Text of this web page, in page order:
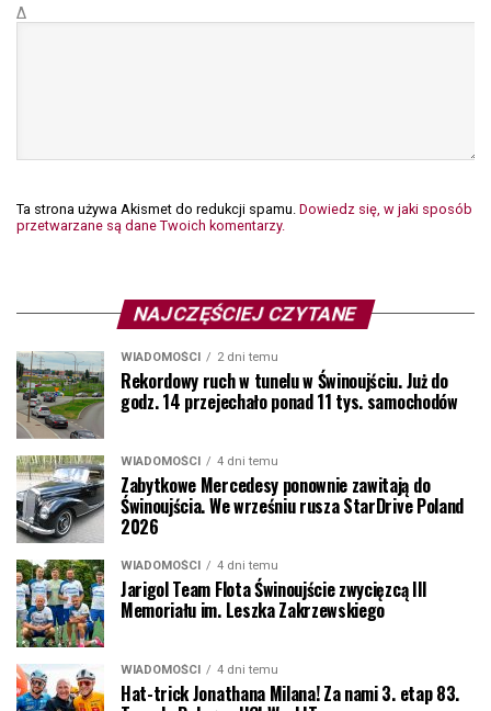
Δ
Ta strona używa Akismet do redukcji spamu. Dowiedz się, w jaki sposób
przetwarzane są dane Twoich komentarzy.
NAJCZĘŚCIEJ CZYTANE
WIADOMOŚCI 2 dni temu
Rekordowy ruch w tunelu w Świnoujściu. Już do
godz. 14 przejechało ponad 11 tys. samochodów
WIADOMOŚCI 4 dni temu
Zabytkowe Mercedesy ponownie zawitają do
Świnoujścia. We wrześniu rusza StarDrive Poland
2026
WIADOMOŚCI 4 dni temu
Jarigol Team Flota Świnoujście zwycięzcą III
Memoriału im. Leszka Zakrzewskiego
WIADOMOŚCI 4 dni temu
Hat-trick Jonathana Milana! Za nami 3. etap 83.